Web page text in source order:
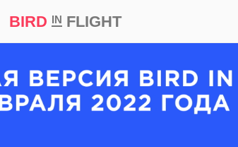
BIRD INFLIGHT